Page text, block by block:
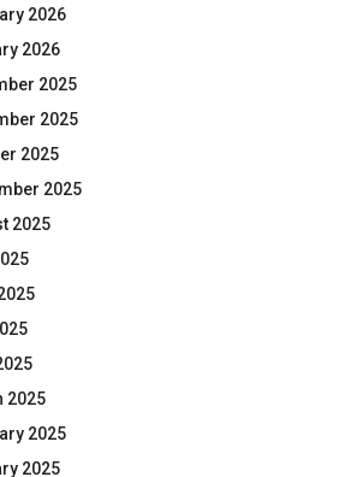
2026
2026
2025
2025
2025
2025
2025
2025
2025
2025